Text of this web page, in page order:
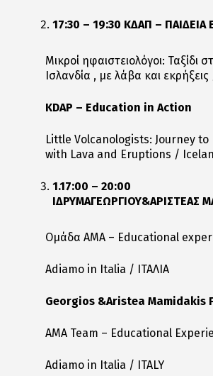
17:30 – 19:30 ΚΔΑΠ – ΠΑΙΔΕΙΑ
Μικροί ηφαιστειολόγοι: Ταξίδι
Ισλανδία , με λάβα και εκρήξεις
KDAP – Education in Action
Little Volcanologists: Journey to
with Lava and Eruptions /
1.17:00 – 20:00
ΙΔΡΥΜΑΓΕΩΡΓΙΟΥ&ΑΡΙΣΤΕΑΣ
Ομάδα ΑΜΑ – Educational
Adiamo in Italia / ΙΤΑΛΙΑ
Georgios &Aristea Mamidakis
AMA Team – Educational
Adiamo in Italia / ITALY